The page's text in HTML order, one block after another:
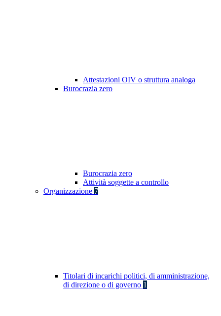
Attestazioni OIV o struttura analoga
Burocrazia zero
Burocrazia zero
Attività soggette a controllo
Organizzazione 7
Titolari di incarichi politici, di amministrazione,
di direzione o di governo 1